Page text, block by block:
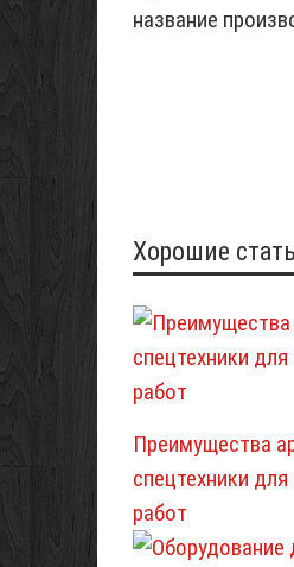
название
Хорошие
Преимущества
спецтехники
работ